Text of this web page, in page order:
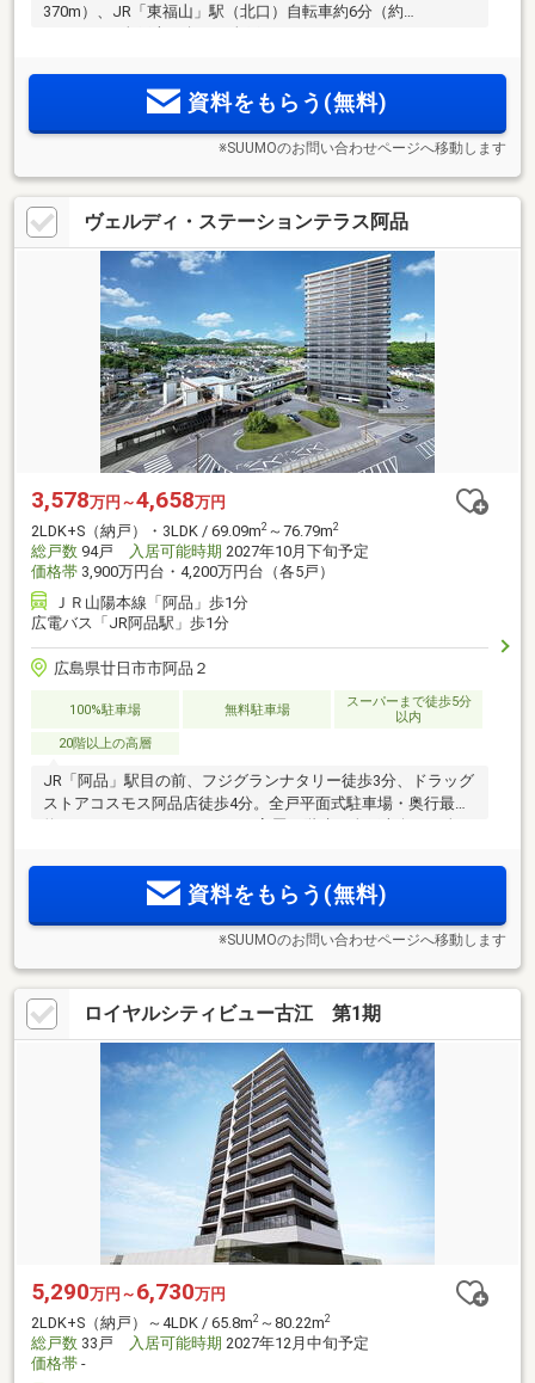
370m）、JR「東福山」駅（北口）自転車約6分（約
面式駐車場。大きな緑と大きな便利が日常の景色になる。
資料をもらう(無料)
※SUUMOのお問い合わせページへ移動します
ヴェルディ・ステーションテラス阿品
3,578万円～4,658万円
2LDK+S（納戸）・3LDK / 69.09m2 ～76.79m2
総戸数 94戸 入居可能時期 2027年10月下旬予定
価格帯 3,900万円台・4,200万円台（各5戸）
ＪＲ山陽本線「阿品」歩1分
広電バス「JR阿品駅」歩1分
広島県廿日市市阿品２
100%駐車場 無料駐車場
スーパーまで徒歩5分
以内
20階以上の高層
JR「阿品」駅目の前、フジグランナタリー徒歩3分、ドラッグ
ストアコスモス阿品店徒歩4分。全戸平面式駐車場・奥行最大
資料をもらう(無料)
※SUUMOのお問い合わせページへ移動します
ロイヤルシティビュー古江 第1期
5,290万円～ 6,730万円
2LDK+S（納戸）～4LDK / 65.8m2 ～80.22m2
総戸数 33戸 入居可能時期 2027年12月中旬予定
価格帯 -